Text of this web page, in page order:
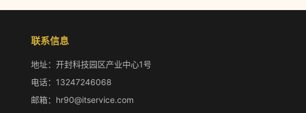
联系信息
地址：开封科技园区产业中心1号
电话：13247246068
邮箱：hr90@itservice.com